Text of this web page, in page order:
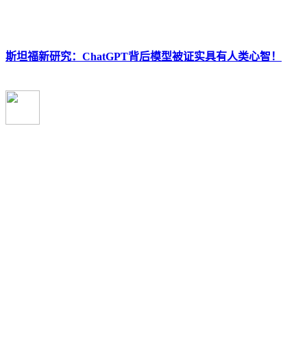
斯坦福新研究：ChatGPT背后模型被证实具有人类心智！